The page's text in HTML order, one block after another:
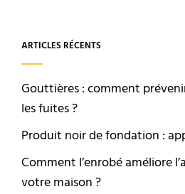
ARTICLES RÉCENTS
Gouttières : comment
les fuites ?
Produit noir de fondation :
Comment l’enrobé améliore
votre maison ?